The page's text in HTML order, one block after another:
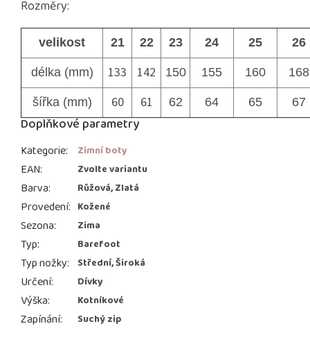
Rozměry:
velikost 21 22 23 24 25 26
délka (mm) 133 142 150 155 160 168
šířka (mm) 60 61 62 64 65 67
Doplňkové parametry
Kategorie: Zimní boty
EAN: Zvolte variantu
Barva: Růžová, Zlatá
Provedení: Kožené
Sezona: Zima
Typ: Barefoot
Typ nožky: Střední, Široká
Určení: Dívky
Výška: Kotníkové
Zapínání: Suchý zip